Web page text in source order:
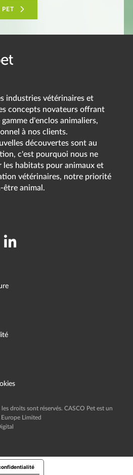
PET
industries vétérinaires et
concepts novateurs offrant
d'enclos animaliers,
à nos clients.
découvertes sont au
c'est pourquoi nous ne
les habitats pour animaux et
vétérinaires, notre priorité
être animal.
droits sont réservés. CASCO Pet est un
Limited